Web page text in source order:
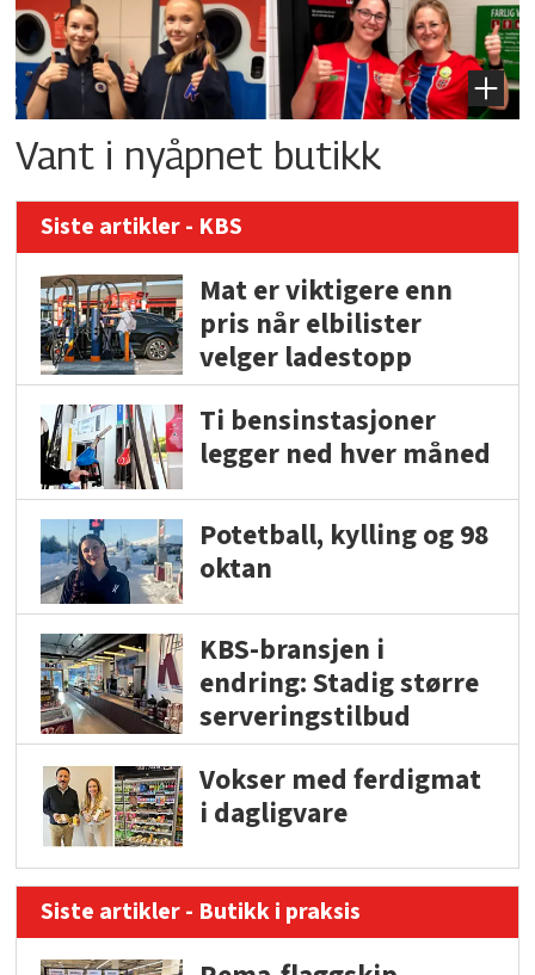
Vant i nyåpnet butikk
Siste artikler - KBS
Mat er viktigere enn
pris når elbilister
velger ladestopp
Ti bensinstasjoner
legger ned hver måned
Potetball, kylling og 98
oktan
KBS-bransjen i
endring: Stadig større
serveringstilbud
Vokser med ferdigmat
i dagligvare
Siste artikler - Butikk i praksis